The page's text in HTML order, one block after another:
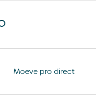
de forno
Moeve pro direct